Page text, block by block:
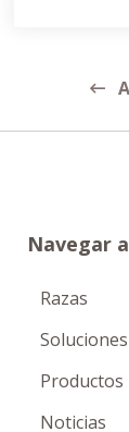
Navegar a
Razas
Productos
Noticias